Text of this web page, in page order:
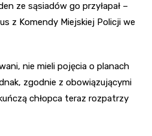
ze sąsiadów go przyłapał –
z Komendy Miejskiej Policji we
nie mieli pojęcia o planach
zgodnie z obowiązującymi
chłopca teraz rozpatrzy